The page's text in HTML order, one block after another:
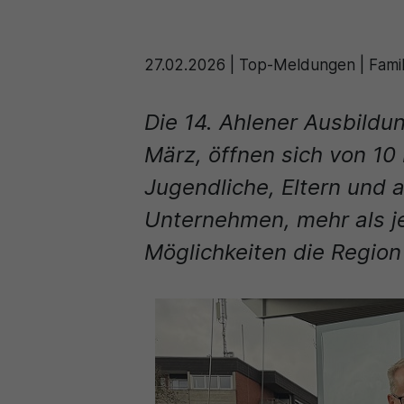
27.02.2026 Top-Meldungen |
Die 14. Ahlener
März, öffnen sich von
Jugendliche, Eltern und
Unternehmen, mehr als
Möglichkeiten die